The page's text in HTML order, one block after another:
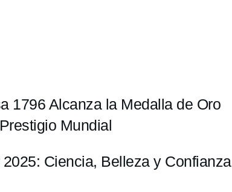
1796 Alcanza la Medalla de Oro
Mundial
Ciencia, Belleza y Confianza